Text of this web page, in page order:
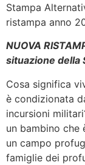
Stampa
ristampa anno
NUOVA
situazione della
Cosa significa
è condizionata
incursioni
un bambino
un campo
famiglie dei